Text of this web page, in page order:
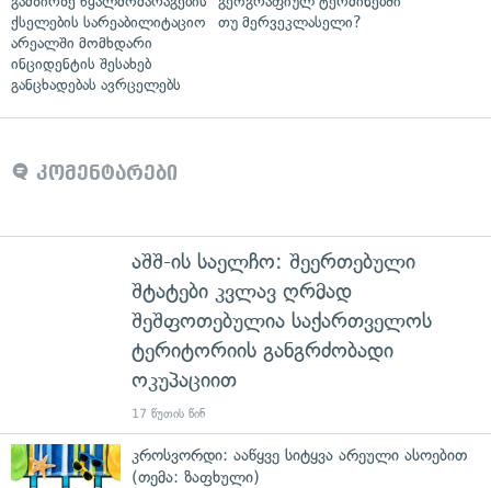
ქსელების სარეაბილიტაციო
არეალში მომხდარი
ინციდენტის შესახებ
განცხადებას ავრცელებს
თუ მერვეკლასელი?
კომენტარები
აშშ-ის საელჩო: შეერთებული
შტატები კვლავ ღრმად
შეშფოთებულია საქართველოს
ტერიტორიის განგრძობადი
ოკუპაციით
17 წუთის წინ
კროსვორდი: ააწყვე სიტყვა არეული ასოებით
(თემა: ზაფხული)